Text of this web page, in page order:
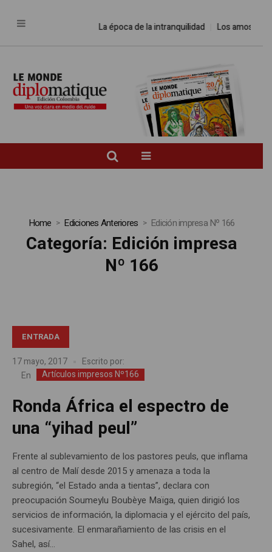
La época de la intranquilidad Los amos del mundo
Home Ediciones Anteriores Edición impresa Nº 166
Categoría: Edición impresa
Nº 166
ENTRADA
17 mayo, 2017
Escrito por:
En
Artículos impresos Nº166
Ronda África el espectro de
una “yihad peul”
Frente al sublevamiento de los pastores peuls, que inflama
al centro de Malí desde 2015 y amenaza a toda la
subregión, “el Estado anda a tientas”, declara con
preocupación Soumeylu Boubèye Maïga, quien dirigió los
servicios de información, la diplomacia y el ejército del país,
sucesivamente. El enmarañamiento de las crisis en el
Sahel, así...